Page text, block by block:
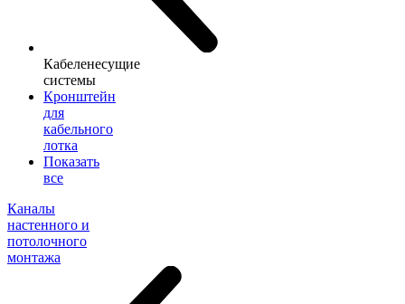
Кабеленесущие
системы
Кронштейн
для
кабельного
лотка
Показать
все
Каналы
настенного и
потолочного
монтажа